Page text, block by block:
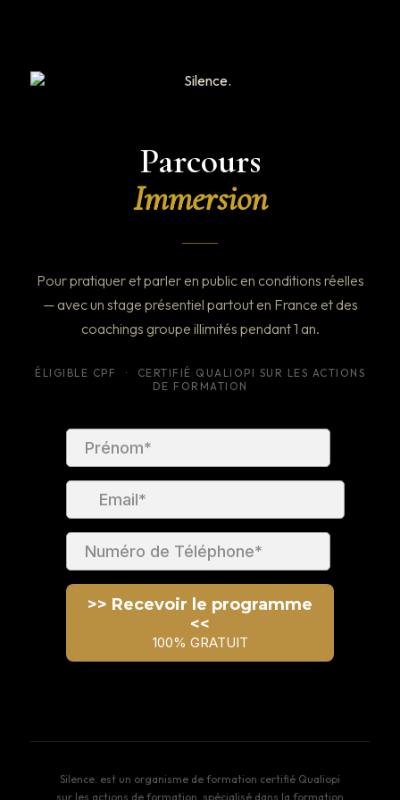
Parcours
Immersion
Pour pratiquer et parler en public en conditions réelles
— avec un stage présentiel partout en France et des
coachings groupe illimités pendant 1 an.
ÉLIGIBLE CPF ·
CERTIFIÉ QUALIOPI SUR LES ACTIONS
DE FORMATION
Silence. est un organisme de formation certifié Qualiopi
sur les actions de formation, spécialisé dans la formation